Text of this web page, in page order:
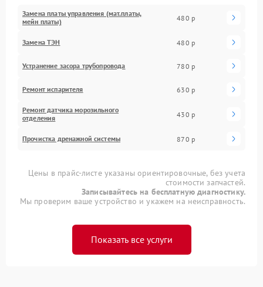
Замена платы управления (мат.платы,
мейн платы)
480 р
Замена ТЭН 480 р
Устранение засора трубопровода 780 р
Ремонт испарителя 630 р
Ремонт датчика морозильного
отделения
430 р
Прочистка дренажной системы 870 р
Цены в прайс-листе указаны ориентировочные, без учета
стоимости запчастей.
Записывайтесь на бесплатную диагностику.
Мы проверим ваше устройство и укажем на неисправность.
Показать все услуги